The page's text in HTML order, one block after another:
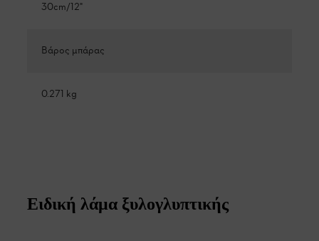
30cm/12"
Βάρος μπάρας
0.271 kg
Ειδική λάμα ξυλογλυπτικής